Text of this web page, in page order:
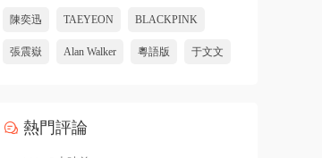
陳奕迅 TAEYEON BLACKPINK
張震嶽 Alan Walker 粵語版 于文文
熱門評論